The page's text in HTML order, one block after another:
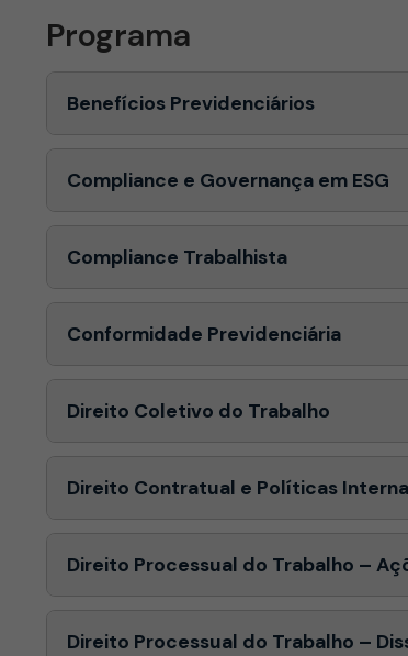
Programa
Benefícios Previdenciários
Compliance e Governança em ESG
Compliance Trabalhista
Conformidade Previdenciária
Direito Coletivo do Trabalho
Direito Contratual e Políticas
Direito Processual do Trabalho –
Direito Processual do Trabalho –